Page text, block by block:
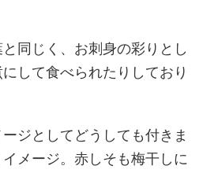
同じく、お刺身の彩りとし
して食べられたりしており
ジとしてどうしても付きま
メージ。赤しそも梅干しに